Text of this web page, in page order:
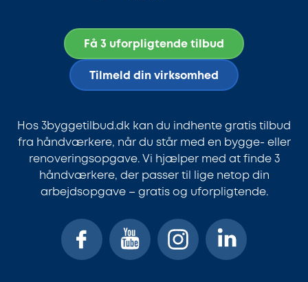
Få 3 uforpligtende tilbud
Tilmeld din virksomhed
Hos 3byggetilbud.dk kan du indhente gratis tilbud
fra håndværkere, når du står med en bygge- eller
renoveringsopgave. Vi hjælper med at finde 3
håndværkere, der passer til lige netop din
arbejdsopgave – gratis og uforpligtende.